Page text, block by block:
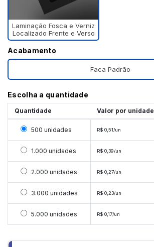
Laminação Fosca e Verniz
Localizado Frente e Verso
Acabamento
Faca Padrão
Escolha a quantidade
Quantidade Valor por unidade
Selecionar 500 unidades
500 unidades R$ 0,51/un
Selecionar 1000 unidades
1.000 unidades R$ 0,39/un
Selecionar 2000 unidades
2.000 unidades R$ 0,27/un
Selecionar 3000 unidades
3.000 unidades R$ 0,23/un
Selecionar 5000 unidades
5.000 unidades R$ 0,17/un